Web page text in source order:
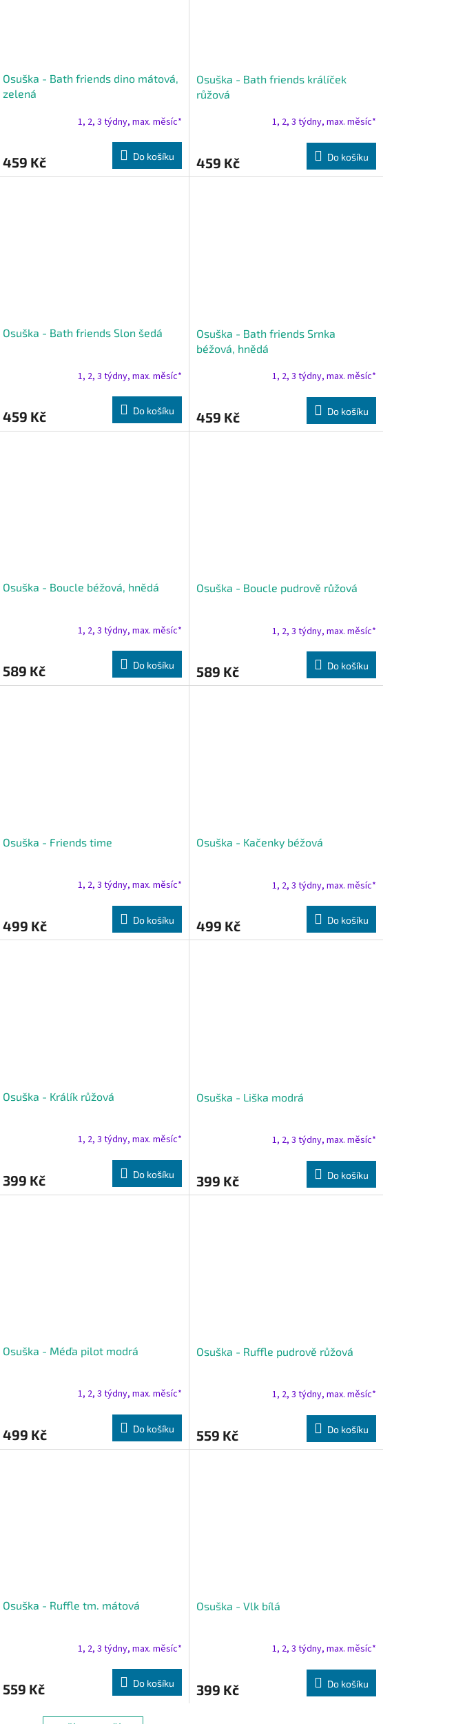
Osuška - Bath friends dino mátová,
zelená
1, 2, 3 týdny, max. měsíc*
459 Kč Do košíku
Osuška - Bath friends králíček
růžová
1, 2, 3 týdny, max. měsíc*
459 Kč Do košíku
Osuška - Bath friends Slon šedá
1, 2, 3 týdny, max. měsíc*
459 Kč Do košíku
Osuška - Bath friends Srnka
béžová, hnědá
1, 2, 3 týdny, max. měsíc*
459 Kč Do košíku
Osuška - Boucle béžová, hnědá
1, 2, 3 týdny, max. měsíc*
589 Kč Do košíku
Osuška - Boucle pudrově růžová
1, 2, 3 týdny, max. měsíc*
589 Kč Do košíku
Osuška - Friends time
1, 2, 3 týdny, max. měsíc*
499 Kč Do košíku
Osuška - Kačenky béžová
1, 2, 3 týdny, max. měsíc*
499 Kč Do košíku
Osuška - Králík růžová
1, 2, 3 týdny, max. měsíc*
399 Kč Do košíku
Osuška - Liška modrá
1, 2, 3 týdny, max. měsíc*
399 Kč Do košíku
Osuška - Méďa pilot modrá
1, 2, 3 týdny, max. měsíc*
499 Kč Do košíku
Osuška - Ruffle pudrově růžová
1, 2, 3 týdny, max. měsíc*
559 Kč Do košíku
Osuška - Ruffle tm. mátová
1, 2, 3 týdny, max. měsíc*
559 Kč Do košíku
Osuška - Vlk bílá
1, 2, 3 týdny, max. měsíc*
399 Kč Do košíku